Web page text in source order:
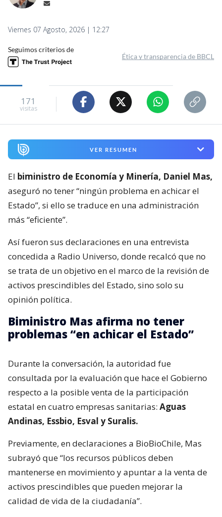
Viernes 07 Agosto, 2026 | 12:27
Seguimos criterios de
Ética y transparencia de BBCL
171
visitas
VER RESUMEN
El biministro de Economía y Minería, Daniel Mas,
aseguró no tener “ningún problema en achicar el
Estado”, si ello se traduce en una administración
más “eficiente”.
Así fueron sus declaraciones en una entrevista
concedida a Radio Universo, donde recalcó que no
se trata de un objetivo en el marco de la revisión de
activos prescindibles del Estado, sino solo su
opinión política.
Biministro Mas afirma no tener
problemas “en achicar el Estado”
Durante la conversación, la autoridad fue
consultada por la evaluación que hace el Gobierno
respecto a la posible venta de la participación
estatal en cuatro empresas sanitarias: Aguas
Andinas, Essbio, Esval y Suralis.
Previamente, en declaraciones a BioBioChile, Mas
subrayó que “los recursos públicos deben
mantenerse en movimiento y apuntar a la venta de
activos prescindibles que pueden mejorar la
calidad de vida de la ciudadanía”.